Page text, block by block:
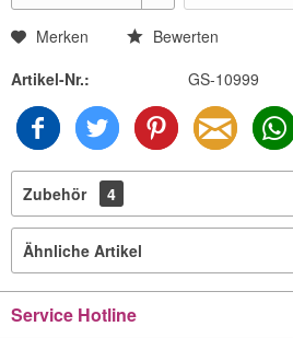
Merken
Bewerten
Artikel-Nr.:
GS-10999
Zubehör 4
Ähnliche Artikel
Service Hotline